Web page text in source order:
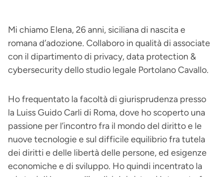
Mi chiamo Elena, 26 anni, siciliana di nascita e
romana d’adozione. Collaboro in qualità di associate
con il dipartimento di privacy, data protection &
cybersecurity dello studio legale Portolano Cavallo.
Ho frequentato la facoltà di giurisprudenza presso
la Luiss Guido Carli di Roma, dove ho scoperto una
passione per l’incontro fra il mondo del diritto e le
nuove tecnologie e sul difficile equilibrio fra tutela
dei diritti e delle libertà delle persone, ed esigenze
economiche e di sviluppo. Ho quindi incentrato la